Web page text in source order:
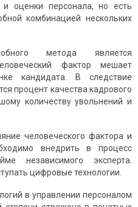
оценки персонала, но есть
комбинацией нескольких
метода является
фактор мешает
кандидата. В следствие
процент качества кадрового
количеству увольнений и
человеческого фактора и
внедрить в процесс
независимого эксперта.
цифровые технологии.
в управлении персоналом